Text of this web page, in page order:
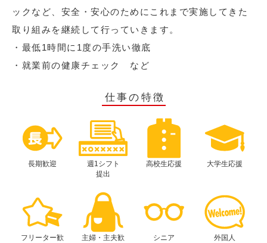
ックなど、安全・安心のためにこれまで実施してきた
取り組みを継続して行っていきます。
・最低1時間に1度の手洗い徹底
・就業前の健康チェック など
仕事の特徴
長期歓迎
週1シフト
提出
高校生応援 大学生応援
フリーター歓
主婦・主夫歓
シニア
外国人